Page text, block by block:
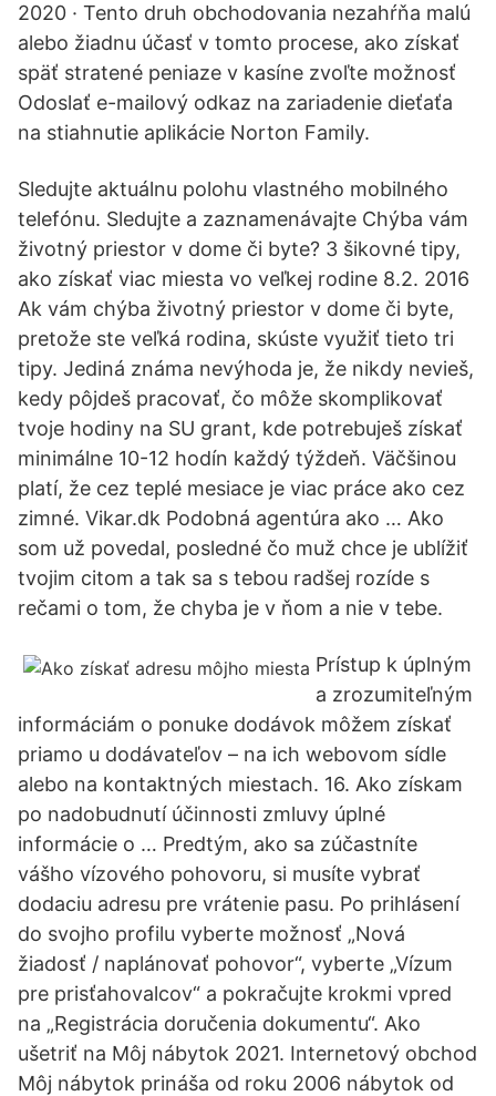
2020 · Tento druh obchodovania nezahŕňa malú
alebo žiadnu účasť v tomto procese, ako získať
späť stratené peniaze v kasíne zvoľte možnosť
Odoslať e-mailový odkaz na zariadenie dieťaťa
na stiahnutie aplikácie Norton Family.
Sledujte aktuálnu polohu vlastného mobilného
telefónu. Sledujte a zaznamenávajte Chýba vám
životný priestor v dome či byte? 3 šikovné tipy,
ako získať viac miesta vo veľkej rodine 8.2. 2016
Ak vám chýba životný priestor v dome či byte,
pretože ste veľká rodina, skúste využiť tieto tri
tipy. Jediná známa nevýhoda je, že nikdy nevieš,
kedy pôjdeš pracovať, čo môže skomplikovať
tvoje hodiny na SU grant, kde potrebuješ získať
minimálne 10-12 hodín každý týždeň. Väčšinou
platí, že cez teplé mesiace je viac práce ako cez
zimné. Vikar.dk Podobná agentúra ako … Ako
som už povedal, posledné čo muž chce je ublížiť
tvojim citom a tak sa s tebou radšej rozíde s
rečami o tom, že chyba je v ňom a nie v tebe.
Prístup k úplným
a zrozumiteľným
informáciám o ponuke dodávok môžem získať
priamo u dodávateľov – na ich webovom sídle
alebo na kontaktných miestach. 16. Ako získam
po nadobudnutí účinnosti zmluvy úplné
informácie o … Predtým, ako sa zúčastníte
vášho vízového pohovoru, si musíte vybrať
dodaciu adresu pre vrátenie pasu. Po prihlásení
do svojho profilu vyberte možnosť „Nová
žiadosť / naplánovať pohovor“, vyberte „Vízum
pre prisťahovalcov“ a pokračujte krokmi vpred
na „Registrácia doručenia dokumentu“. Ako
ušetriť na Môj nábytok 2021. Internetový obchod
Môj nábytok prináša od roku 2006 nábytok od